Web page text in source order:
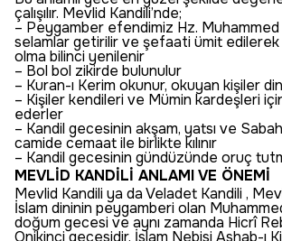
çalışılır. Mevlid Kandili’nde;
– Peygamber efendimiz Hz.
selamlar getirilir ve şefaati ümit
olma bilinci yenilenir
– Bol bol zikirde bulunulur
– Kuran-ı Kerim okunur, okuyan kişiler
– Kişiler kendileri ve Mümin kardeşleri
ederler
– Kandil gecesinin akşam, yatsı ve
camide cemaat ile birlikte kılınır
– Kandil gecesinin gündüzünde oruç
MEVLİD KANDİLİ ANLAMI VE ÖNEMİ
Mevlid Kandili ya da Veladet Kandili ,
İslam dininin peygamberi olan
doğum gecesi ve aynı zamanda Hicrî
Onikinci gecesidir. İslam Nebisi Ashab-ı